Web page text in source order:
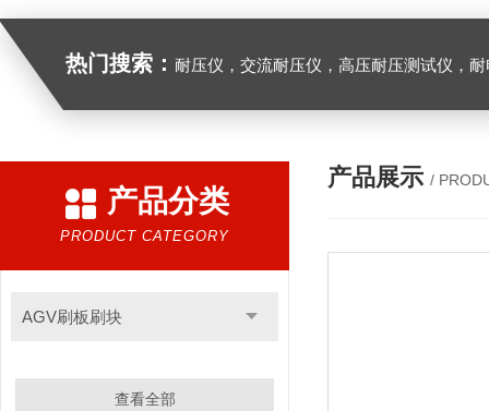
热门搜索： 耐压仪，交流耐压仪，高压耐压测试仪，
产品分类
PRODUCT CATEGORY
AGV刷板刷块
查看全部
产品展示 /